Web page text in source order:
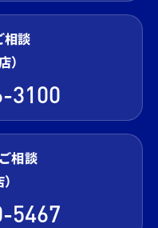
相談
）
3100
相談
5467